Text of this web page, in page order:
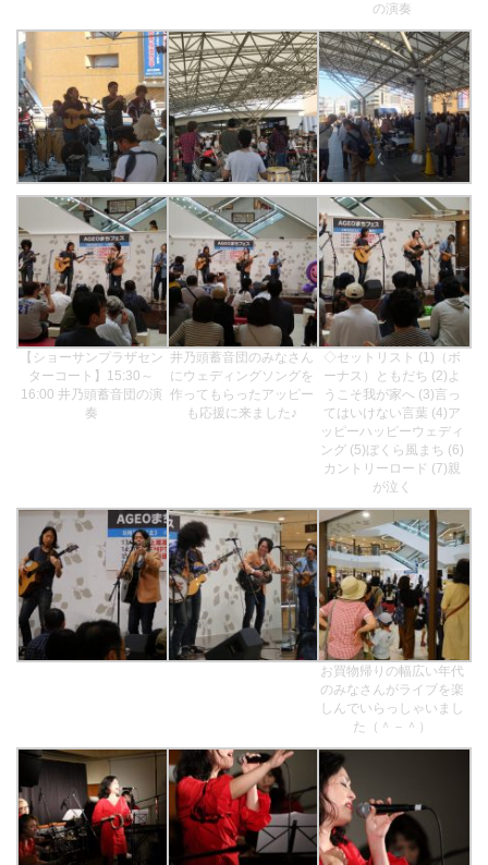
の演奏
【ショーサンプラザセン
ターコート】15:30～
16:00 井乃頭蓄音団の演
奏
井乃頭蓄音団のみなさん
にウェディングソングを
作ってもらったアッピー
も応援に来ました♪
◇セットリスト (1)（ボ
ーナス）ともだち (2)よ
うこそ我が家へ (3)言っ
てはいけない言葉 (4)ア
ッピーハッピーウェディ
ング (5)ぼくら風まち (6)
カントリーロード (7)親
が泣く
お買物帰りの幅広い年代
のみなさんがライブを楽
しんでいらっしゃいまし
た（＾－＾）